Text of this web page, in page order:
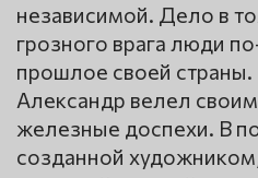
независимой. Дело в
грозного врага люди
прошлое своей страны.
Александр велел
железные доспехи. В
созданной